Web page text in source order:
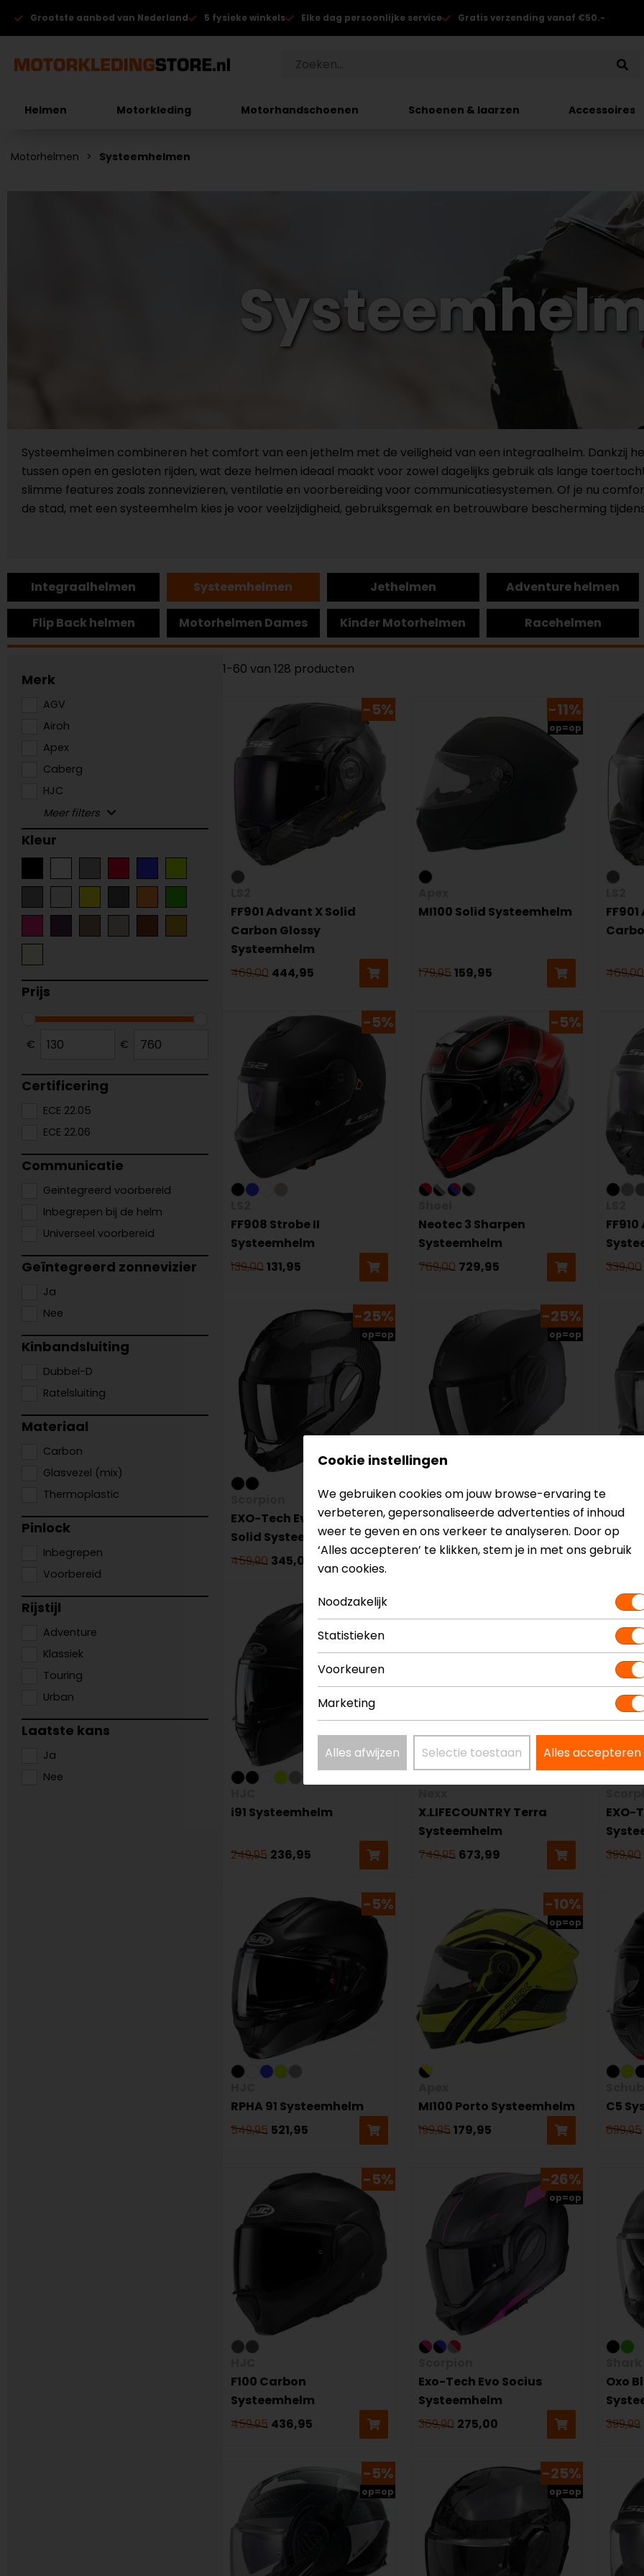
Grootste aanbod van Nederland 5 fysieke winkels Elke dag persoonlijke service Gratis verzending vanaf €50.-
Helmen Motorkleding Motorhandschoenen Schoenen & laarzen Accessoires
Motorhelmen Systeemhelmen
Systeemhelmen combineren het comfort van een jethelm met de veiligheid van een integraalhelm. Dankzij
tussen open en gesloten rijden, wat deze helmen ideaal maakt voor zowel dagelijks gebruik als lange
slimme features zoals zonnevizieren, ventilatie en voorbereiding voor communicatiesystemen. Of je nu
de stad, met een systeemhelm kies je voor veelzijdigheid, gebruiksgemak en betrouwbare bescherming
Integraalhelmen Systeemhelmen Jethelmen Adventure helmen
Flip Back helmen Motorhelmen Dames Kinder Motorhelmen Racehelmen
Merk
AGV
Airoh
Apex
Caberg
HJC
Kleur
Prijs
€ €
Certificering
ECE 22.05
ECE 22.06
Communicatie
Geintegreerd voorbereid
Inbegrepen bij de helm
Universeel voorbereid
Geïntegreerd zonnevizier
Ja
Nee
Kinbandsluiting
Dubbel-D
Ratelsluiting
Materiaal
Carbon
Glasvezel (mix)
Thermoplastic
Pinlock
Inbegrepen
Voorbereid
Rijstijl
Adventure
Klassiek
Touring
Urban
Laatste kans
Ja
Nee
1-60 van 128 producten
-5%
FF901 Advant X Solid
Carbon Glossy
Systeemhelm
469,00 444,95
-11%
op=op
MI100 Solid Systeemhelm
179,95 159,95 469,00
-5%
FF908 Strobe II
Systeemhelm
139,00 131,95
-5%
Neotec 3 Sharpen
Systeemhelm
769,00 729,95
339,00
-25%
op=op
EXO-Tech Evo Carbon
Solid Systeemhelm
459,90 345,00
-25%
op=op
Scorpion
EXO-Tech Evo Solid
Systeemhelm
225,00
EXO-
-5%
i91 Systeemhelm
249,95 236,95
X.LIFECOUNTRY Terra
Systeemhelm
749,95 673,99
EXO-
399,90
-5%
RPHA 91 Systeemhelm
549,95 521,95
-10%
op=op
MI100 Porto Systeemhelm
199,95 179,95
C5
699,95
-5%
F100 Carbon
Systeemhelm
459,95 436,95
-26%
op=op
Exo-Tech Evo Socius
Systeemhelm
369,90 275,00
Oxo
399,99
-5%
op=op
-25%
op=op
Cookie instellingen
We gebruiken cookies om jouw browse-ervaring te
verbeteren, gepersonaliseerde advertenties of inhoud
weer te geven en ons verkeer te analyseren. Door op
‘Alles accepteren’ te klikken, stem je in met ons gebruik
van cookies.
Noodzakelijk
Statistieken
Voorkeuren
Marketing
Alles afwijzen Selectie toestaan Alles accepteren